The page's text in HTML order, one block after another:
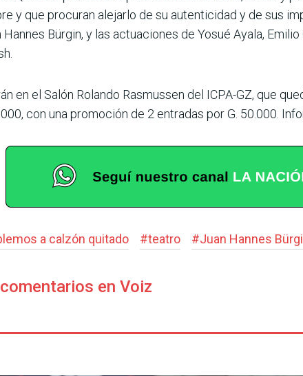
y que procuran alejarlo de su autenticidad y de sus
Bürgin, y las actuaciones de Yosué Ayala,
en el Salón Rolando Rasmussen del ICPA-GZ, que
con una promoción de 2 entradas por G. 50.000.
a calzón quitado #teatro #Juan Hannes
en Voiz